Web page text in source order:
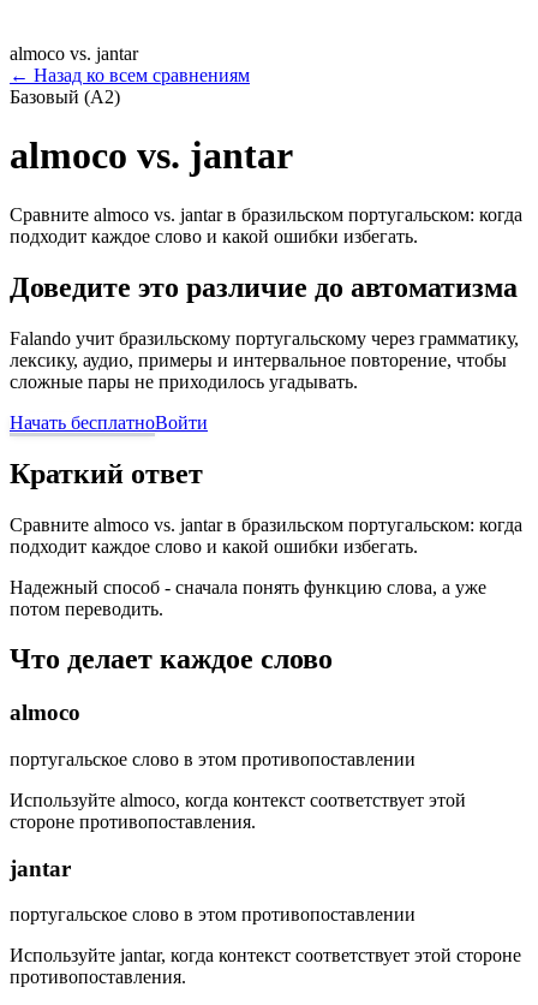
almoco vs. jantar
← Назад ко всем сравнениям
Базовый (A2)
almoco vs. jantar
Сравните almoco vs. jantar в бразильском португальском: когда
подходит каждое слово и какой ошибки избегать.
Доведите это различие до автоматизма
Falando учит бразильскому португальскому через грамматику,
лексику, аудио, примеры и интервальное повторение, чтобы
сложные пары не приходилось угадывать.
Начать бесплатноВойти
Краткий ответ
Сравните almoco vs. jantar в бразильском португальском: когда
подходит каждое слово и какой ошибки избегать.
Надежный способ - сначала понять функцию слова, а уже
потом переводить.
Что делает каждое слово
almoco
португальское слово в этом противопоставлении
Используйте almoco, когда контекст соответствует этой
стороне противопоставления.
jantar
португальское слово в этом противопоставлении
Используйте jantar, когда контекст соответствует этой стороне
противопоставления.